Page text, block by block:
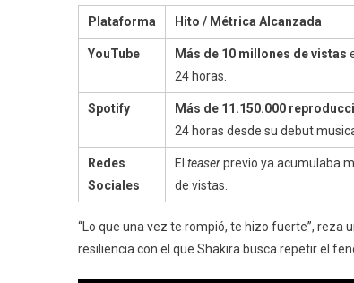
Plataforma Hito / Métrica Alcanzada
YouTube Más de 10 millones de vistas
24 horas.
Spotify Más de 11.150.000
24 horas desde su debut
Redes
Sociales
El teaserprevio ya acumulaba
de vistas.
“Lo que una vez te rompió, te hizo fuerte”, reza
resiliencia con el que Shakira busca repetir el